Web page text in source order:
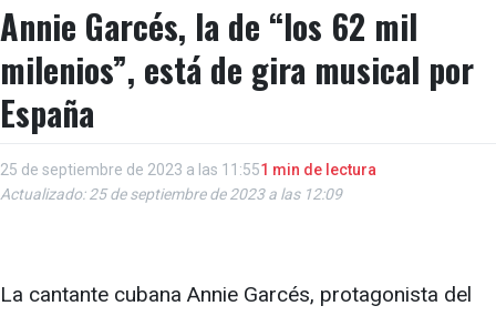
Annie Garcés, la de “los 62 mil
milenios”, está de gira musical por
España
25 de septiembre de 2023 a las 11:551 min de lectura
Actualizado: 25 de septiembre de 2023 a las 12:09
La cantante cubana Annie Garcés, protagonista del